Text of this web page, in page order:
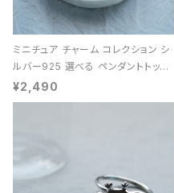
ミニチュア チャーム コレクション シ
ルバー925 選べる ペンダントトップ
レディース ユニセックス
¥2,490